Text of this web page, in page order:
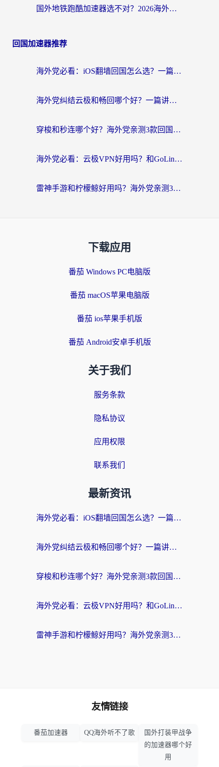
国外地铁跑酷加速器选不对？2026海外玩家必看的国服游戏加速全攻略
回国加速器推荐
海外党必看：iOS翻墙回国怎么选？一篇搞定无缝访问国内资源
海外党纠结云极和畅回哪个好？一篇讲透回国加速器怎么选（附避坑指南）
穿梭和秒连哪个好？海外党亲测3款回国加速器，教你在国外正常浏览国内网站
海外党必看：云极VPN好用吗？和GoLinkVPN对比哪个回国效果更好？附真实体验指南
雷神手游和柠檬鲸好用吗？海外党亲测3款回国加速器，教你避开破解VPN坑
下载应用
番茄 Windows PC电脑版
番茄 macOS苹果电脑版
番茄 ios苹果手机版
番茄 Android安卓手机版
关于我们
服务条款
隐私协议
应用权限
联系我们
最新资讯
海外党必看：iOS翻墙回国怎么选？一篇搞定无缝访问国内资源
海外党纠结云极和畅回哪个好？一篇讲透回国加速器怎么选（附避坑指南）
穿梭和秒连哪个好？海外党亲测3款回国加速器，教你在国外正常浏览国内网站
海外党必看：云极VPN好用吗？和GoLinkVPN对比哪个回国效果更好？附真实体验指南
雷神手游和柠檬鲸好用吗？海外党亲测3款回国加速器，教你避开破解VPN坑
友情链接
番茄加速器 QQ海外听不了歌
国外打装甲战争
的加速器哪个好
用